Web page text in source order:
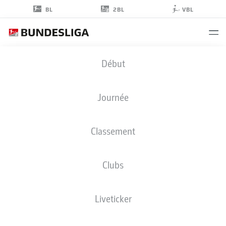
BL 2BL VBL
Début
Journée
Classement
Clubs
Liveticker